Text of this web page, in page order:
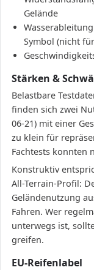
Gelände
Symbol (nicht
Stärken &
Belastbare
finden sich zwei
06-21) mit einer
zu klein für
Fachtests konnten
Konstruktiv
All-Terrain-Profil:
Geländenutzung
Fahren. Wer
unterwegs ist,
greifen.
EU-Reifenlabel